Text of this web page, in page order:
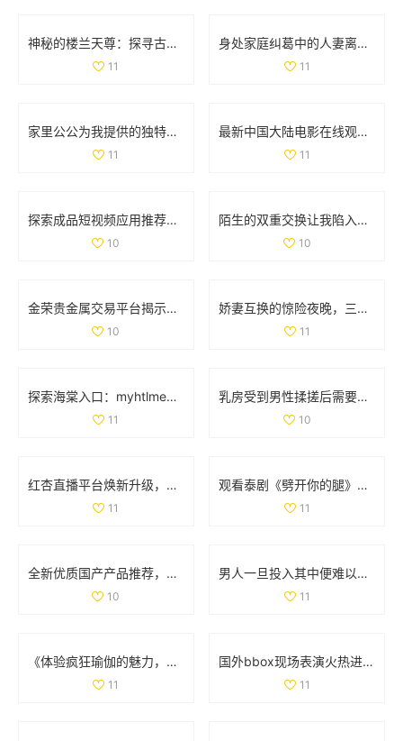
神秘的楼兰天尊：探寻古代遗迹背后的传奇故事与文化魅力
11
身处家庭纠葛中的人妻离奇遭遇情感迷失与冲突的故事
11
家里公公为我提供的独特治疗方式让我焕然一新
11
最新中国大陆电影在线观看完整版带你领略精彩故事与绚丽画面
11
探索成品短视频应用推荐功能的最佳实践与用户体验提升方法
10
陌生的双重交换让我陷入情欲的漩涡与迷惘之中
10
金荣贵金属交易平台揭示投资机会与市场动态的重要性
10
娇妻互换的惊险夜晚，三次高潮带来的情感交织与冲击
11
探索海棠入口：myhtlmebook免费下载与使用指南
11
乳房受到男性揉搓后需要多久才能恢复正常状态和形态
10
红杏直播平台焕新升级，带你体验全新互动直播乐趣
11
观看泰剧《劈开你的腿》全剧免费观看的新途径分享与推荐
11
全新优质国产产品推荐，尽享品质与性价比之选
10
男人一旦投入其中便难以自控的心理与情感探讨
11
《体验疯狂瑜伽的魅力，感受身心灵的极致放松与平衡》
11
国外bbox现场表演火热进行中 引领音乐潮流新风尚
11